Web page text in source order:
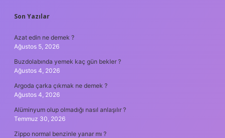
SIDEBAR
Son Yazılar
Azat edin ne demek ?
Ağustos 5, 2026
Buzdolabında yemek kaç gün bekler ?
Ağustos 4, 2026
Argoda çarka çıkmak ne demek ?
Ağustos 4, 2026
Alüminyum olup olmadığı nasıl anlaşılır ?
Temmuz 30, 2026
Zippo normal benzinle yanar mı ?